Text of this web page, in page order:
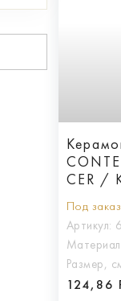
CER /
ФЛЭЙР
Под заказ
Артикул:
Размер,
124,86